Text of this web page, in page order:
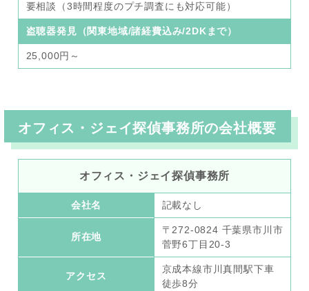
要相談（3時間程度のプチ調査にも対応可能）
盗聴器発見（関東地域/諸経費込み/2DKまで）
25,000円～
オフィス・ジェイ探偵事務所の会社概要
オフィス・ジェイ探偵事務所
会社名 記載なし
所在地
〒272-0824 千葉県市川市
菅野6丁目20-3
アクセス
京成本線市川真間駅下車
徒歩8分